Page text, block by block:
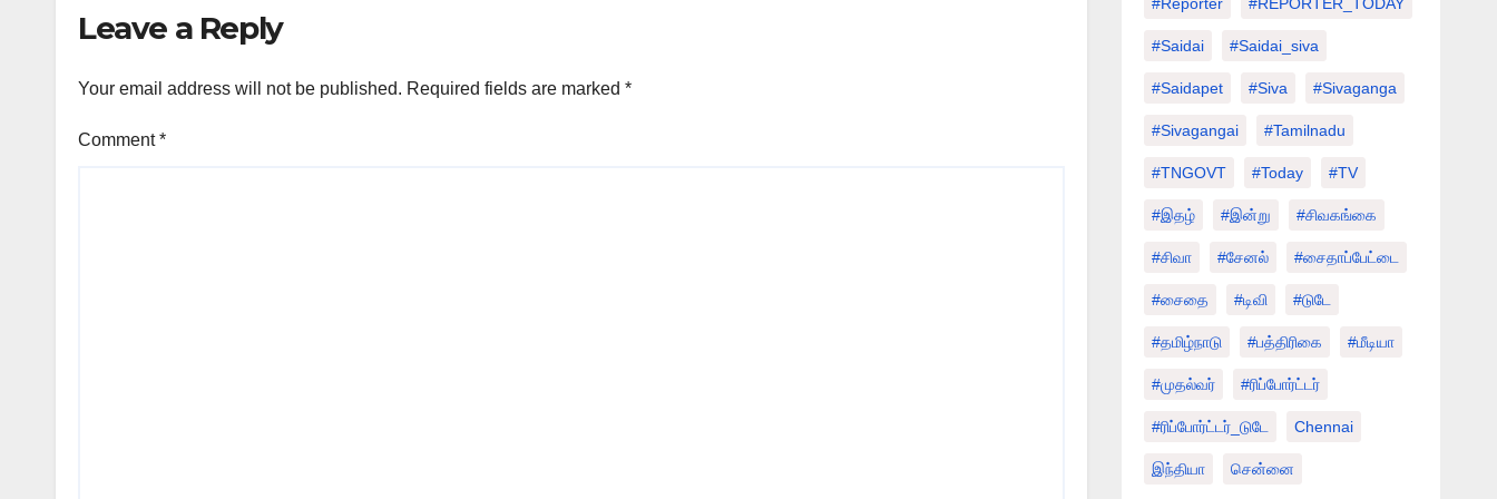
Leave a Reply
Your email address will not be published. Required fields are marked *
Comment*
#saidai #saidai_siva
#saidapet #Siva #Sivaganga
#sivagangai #tamilnadu
#TNGOVT #today #TV
#இதழ் #இன்று #சிவகங்கை
#சிவா #சேனல் #சைதாப்பேட்டை
#சைதை #டிவி #டுடே
#தமிழ்நாடு #பத்திரிகை #மீடியா
#முதல்வர் #ரிப்போர்ட்டர்
#ரிப்போர்ட்டர்_டுடே Chennai
இந்தியா சென்னை